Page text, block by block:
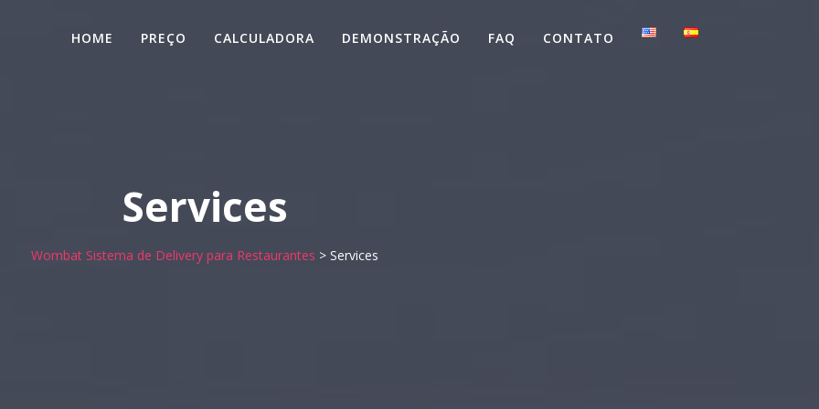
HOME PREÇO CALCULADORA DEMONSTRAÇÃO FAQ CONTATO
Services
Wombat Sistema de Delivery para Restaurantes > Services